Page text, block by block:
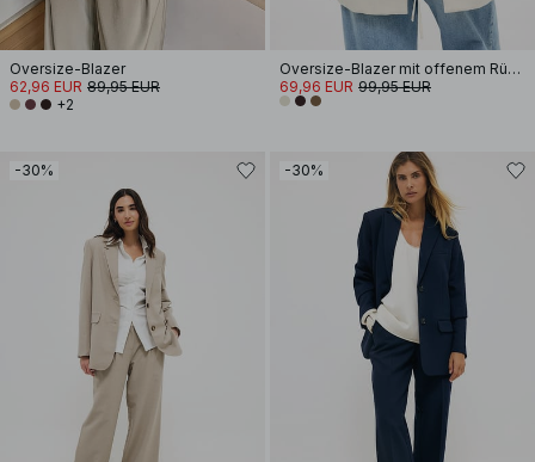
Oversize-Blazer
62,96 EUR 89,95 EUR
+2
Oversize-Blazer mit offenem Rücken
69,96 EUR 99,95 EUR
-30% -30%